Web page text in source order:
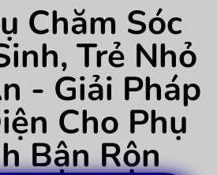
Chăm Sóc
Trẻ Nhỏ
- Giải Pháp
Cho Phụ
Bận Rộn